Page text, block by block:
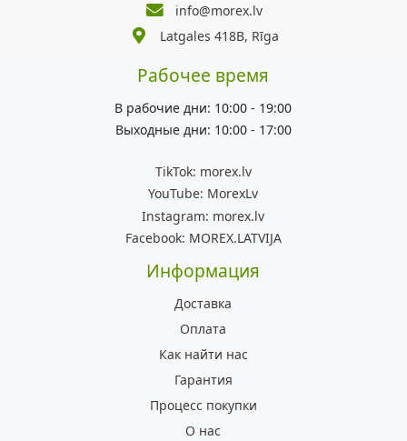
info@morex.lv
Latgales 418B, Rīga
Рабочее время
В рабочие дни: 10:00 - 19:00
Выходные дни: 10:00 - 17:00
TikTok: morex.lv
YouTube: MorexLv
Instagram: morex.lv
Facebook: MOREX.LATVIJA
Информация
Доставка
Оплата
Как найти нас
Гарантия
Процесс покупки
О нас